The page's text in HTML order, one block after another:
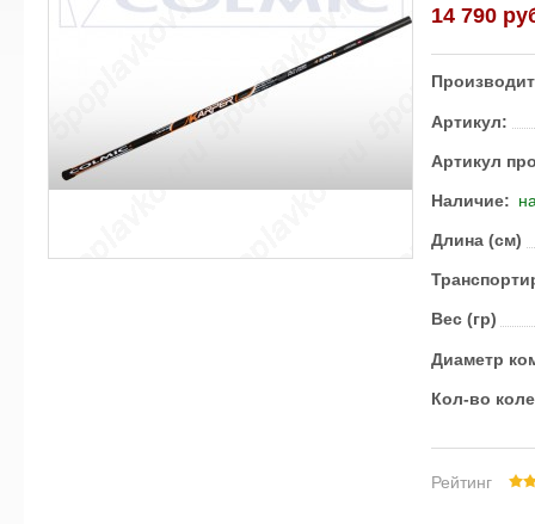
14 790
Артикул:
Артикул
Наличие:
Длина (см)
Вес (гр)
Диаметр
Кол-во
Рейтинг